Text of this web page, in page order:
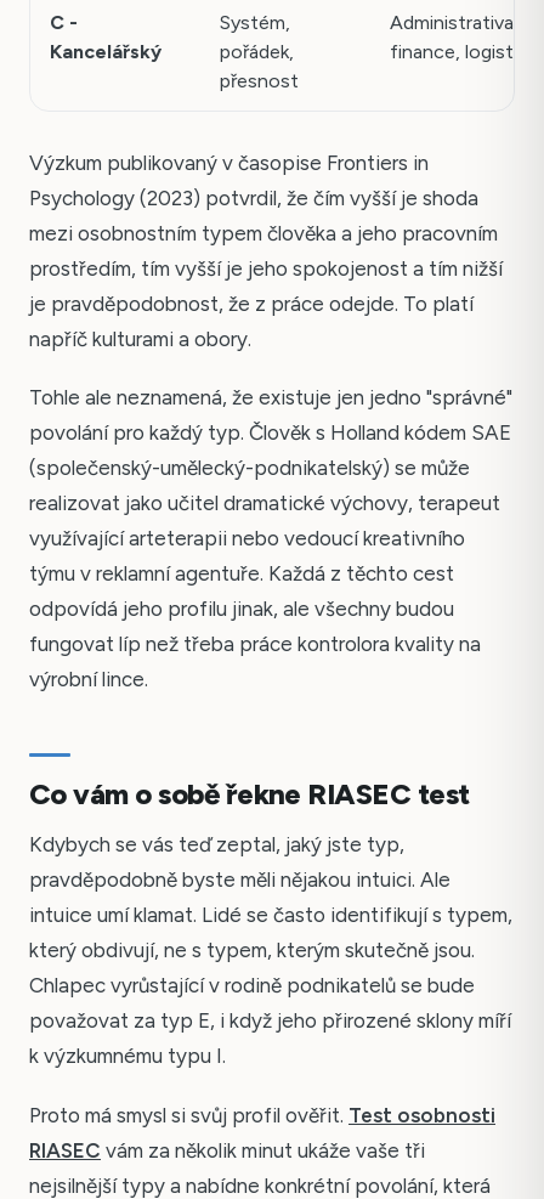
C -
Kancelářský
Systém,
pořádek,
přesnost
Administrativa,
finance, logistika
Výzkum publikovaný v časopise Frontiers in
Psychology (2023) potvrdil, že čím vyšší je shoda
mezi osobnostním typem člověka a jeho pracovním
prostředím, tím vyšší je jeho spokojenost a tím nižší
je pravděpodobnost, že z práce odejde. To platí
napříč kulturami a obory.
Tohle ale neznamená, že existuje jen jedno "správné"
povolání pro každý typ. Člověk s Holland kódem SAE
(společenský-umělecký-podnikatelský) se může
realizovat jako učitel dramatické výchovy, terapeut
využívající arteterapii nebo vedoucí kreativního
týmu v reklamní agentuře. Každá z těchto cest
odpovídá jeho profilu jinak, ale všechny budou
fungovat líp než třeba práce kontrolora kvality na
výrobní lince.
Co vám o sobě řekne RIASEC test
Kdybych se vás teď zeptal, jaký jste typ,
pravděpodobně byste měli nějakou intuici. Ale
intuice umí klamat. Lidé se často identifikují s typem,
který obdivují, ne s typem, kterým skutečně jsou.
Chlapec vyrůstající v rodině podnikatelů se bude
považovat za typ E, i když jeho přirozené sklony míří
k výzkumnému typu I.
Proto má smysl si svůj profil ověřit. Test osobnosti
RIASEC vám za několik minut ukáže vaše tři
nejsilnější typy a nabídne konkrétní povolání, která